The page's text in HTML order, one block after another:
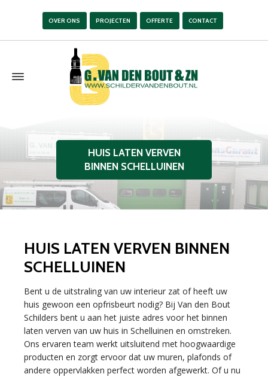
OVER ONS PROJECTEN OFFERTE CONTACT
HUIS LATEN VERVEN
BINNEN SCHELLUINEN
HUIS LATEN VERVEN BINNEN
SCHELLUINEN
Bent u de uitstraling van uw interieur zat of heeft uw
huis gewoon een opfrisbeurt nodig? Bij Van den Bout
Schilders bent u aan het juiste adres voor het binnen
laten verven van uw huis in Schelluinen en omstreken.
Ons ervaren team werkt uitsluitend met hoogwaardige
producten en zorgt ervoor dat uw muren, plafonds of
andere oppervlakken perfect worden afgewerkt. Of u nu